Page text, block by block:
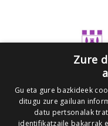
Zure
Gu eta gure bazkideek
ditugu zure gailuan
datu pertsonalak
identifikatzaile bakarrak